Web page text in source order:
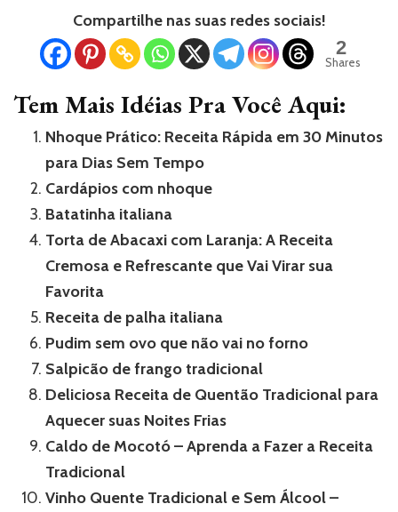
Compartilhe nas suas redes sociais!
2
Shares
Tem Mais Idéias Pra Você Aqui:
Nhoque Prático: Receita Rápida em 30 Minutos
para Dias Sem Tempo
Cardápios com nhoque
Batatinha italiana
Torta de Abacaxi com Laranja: A Receita
Cremosa e Refrescante que Vai Virar sua
Favorita
Receita de palha italiana
Pudim sem ovo que não vai no forno
Salpicão de frango tradicional
Deliciosa Receita de Quentão Tradicional para
Aquecer suas Noites Frias
Caldo de Mocotó – Aprenda a Fazer a Receita
Tradicional
Vinho Quente Tradicional e Sem Álcool –